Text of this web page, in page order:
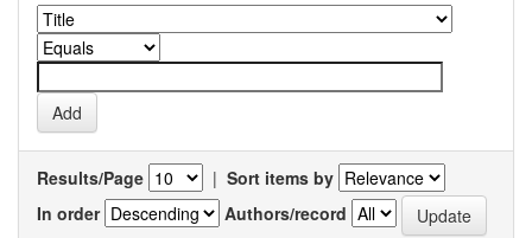
Results/Page | Sort items by
In order
Authors/record